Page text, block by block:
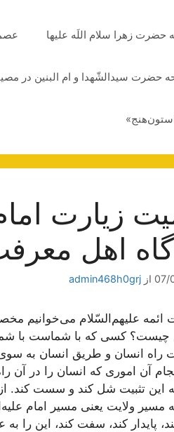
حضرت زهرا سلام اللَه علیها
حضرت سیدالشّهدا و ام البنین در
زیارت
اهل
07/ از admin468h0grj
ائمه علیهم‌السّلام می‌خوانیم
چیست؟ كسی كه با شماست با
راه انسان و طریق انسان به
آن اموری كه انسان را در آن
این تثبیت شل كند و سست كند.
مسیر ولایت یعنی مسیر امام
پایدار كند، سفت كند، این را